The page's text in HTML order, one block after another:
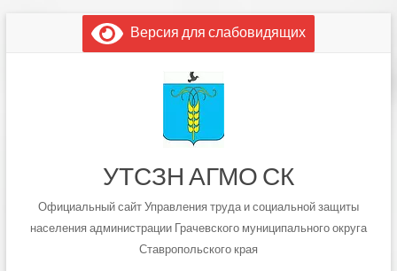
содержимому
Версия для слабовидящих
УТСЗН АГМО СК
Официальный сайт Управления труда и социальной защиты
населения администрации Грачевского муниципального округа
Ставропольского края